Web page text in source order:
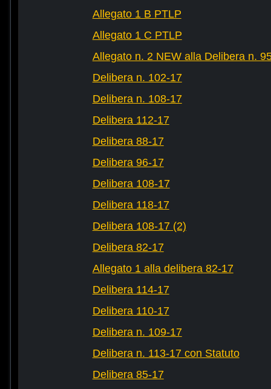
Allegato 1 B PTLP
Allegato 1 C PTLP
Allegato n. 2 NEW alla Delibera n.
Delibera n. 102-17
Delibera n. 108-17
Delibera 112-17
Delibera 88-17
Delibera 96-17
Delibera 108-17
Delibera 118-17
Delibera 108-17 (2)
Delibera 82-17
Allegato 1 alla delibera 82-17
Delibera 114-17
Delibera 110-17
Delibera n. 109-17
Delibera n. 113-17 con Statuto
Delibera 85-17